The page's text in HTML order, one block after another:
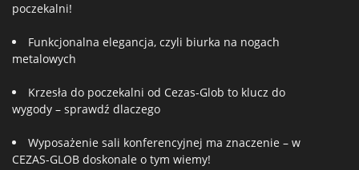
poczekalni!
Funkcjonalna elegancja, czyli biurka na nogach
metalowych
Krzesła do poczekalni od Cezas-Glob to klucz do
wygody – sprawdź dlaczego
Wyposażenie sali konferencyjnej ma znaczenie – w
CEZAS-GLOB doskonale o tym wiemy!